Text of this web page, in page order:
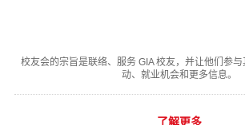
校友会的宗旨是联络、服务 GIA 校友，并让他们参
动、就业机会和更多信息。
了解更多